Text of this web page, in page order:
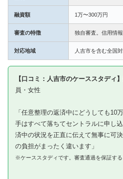
融資額 1万〜300万円
審査の特徴 独自審査。信用情
対応地域 人吉市を含む全国
【口コミ：人吉市のケーススタディ】
員・女性
「任意整理の返済中にどうしても10
手はすべて落ちてセントラルに申し
済中の状況を正直に伝えて無事に可
の負担がまったく違います」
※ケーススタディです。審査通過を保証す